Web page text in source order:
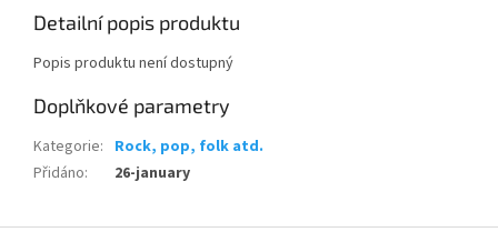
Detailní popis produktu
Popis produktu není dostupný
Doplňkové parametry
Kategorie: Rock, pop, folk atd.
Přidáno: 26-january